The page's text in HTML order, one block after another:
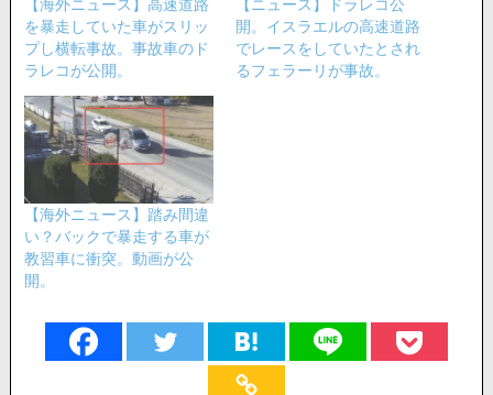
【海外ニュース】高速道路
を暴走していた車がスリッ
プし横転事故。事故車のド
ラレコが公開。
【ニュース】ドラレコ公
開。イスラエルの高速道路
でレースをしていたとされ
るフェラーリが事故。
【海外ニュース】踏み間違
い？バックで暴走する車が
教習車に衝突。動画が公
開。